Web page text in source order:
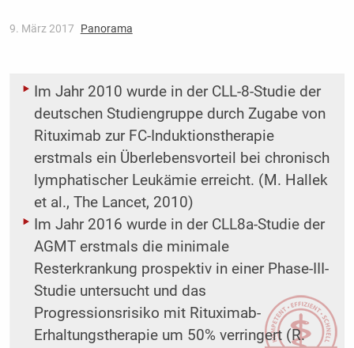
9. März 2017 Panorama
Im Jahr 2010 wurde in der CLL-8-Studie der
deutschen Studiengruppe durch Zugabe von
Rituximab zur FC-Induktionstherapie
erstmals ein Überlebensvorteil bei chronisch
lymphatischer Leukämie erreicht. (M. Hallek
et al., The Lancet, 2010)
Im Jahr 2016 wurde in der CLL8a-Studie der
AGMT erstmals die minimale
Resterkrankung prospektiv in einer Phase-III-
Studie untersucht und das
Progressionsrisiko mit Rituximab-
Erhaltungstherapie um 50% verringert (R.